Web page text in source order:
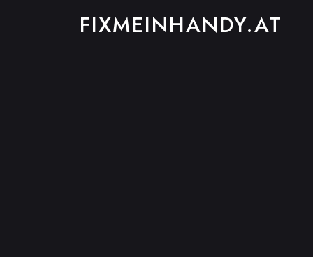
FIXMEINHANDY.AT